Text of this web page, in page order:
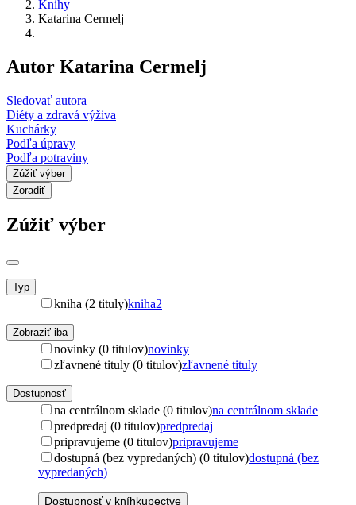
Knihy
Katarina Cermelj
Autor Katarina Cermelj
Sledovať autora
Diéty a zdravá výživa
Kuchárky
Podľa úpravy
Podľa potraviny
Zúžiť výber
Zoradiť
Zúžiť výber
Typ
kniha (2 tituly)kniha2
Zobraziť iba
novinky (0 titulov)novinky
zľavnené tituly (0 titulov)zľavnené tituly
Dostupnosť
na centrálnom sklade (0 titulov)na centrálnom sklade
predpredaj (0 titulov)predpredaj
pripravujeme (0 titulov)pripravujeme
dostupná (bez vypredaných) (0 titulov)dostupná (bez
vypredaných)
Dostupnosť v kníhkupectve